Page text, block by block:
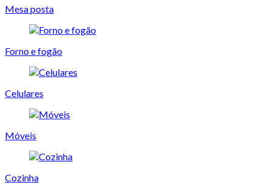
Mesa posta
Forno e fogão
Celulares
Móveis
Cozinha